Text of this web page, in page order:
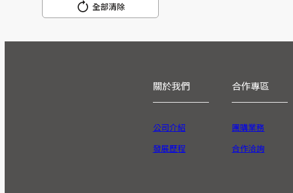
全部清除
關於我們
公司介紹
發展歷程
合作專區
團購業務
合作洽詢